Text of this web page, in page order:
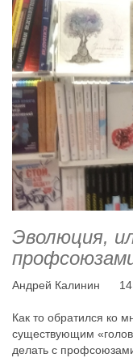
Эволюция,
Андрей Калинин
Как то обратился ко
существующим
делать с